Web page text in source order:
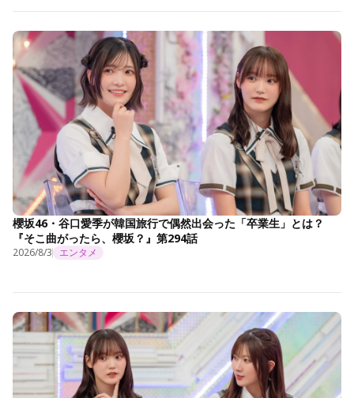
櫻坂46・谷口愛季が韓国旅行で偶然出会った「卒業生」とは？
『そこ曲がったら、櫻坂？』第294話
2026/8/3 エンタメ